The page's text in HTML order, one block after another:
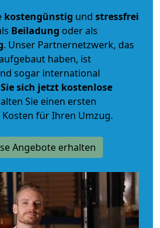
kostengünstig und stressfrei
Beiladung oder als
. Unser Partnernetzwerk, das
haben, ist
sogar international
sich jetzt kostenlose
Sie einen ersten
für Ihren Umzug.
Angebote erhalten